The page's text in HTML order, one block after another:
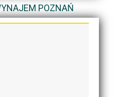
POZNAŃ